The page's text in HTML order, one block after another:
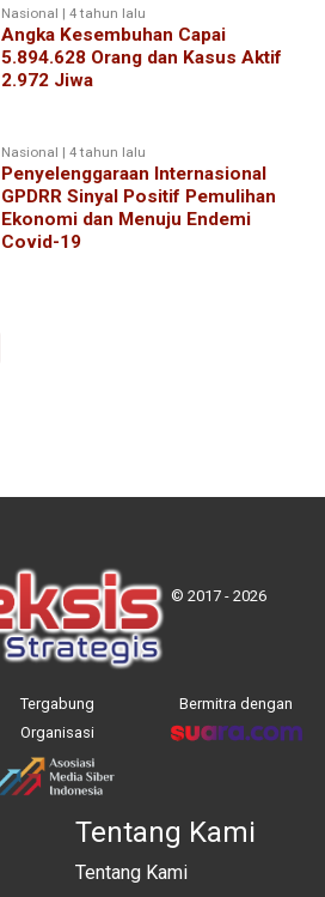
Nasional | 4 tahun lalu
Angka Kesembuhan Capai
5.894.628 Orang dan Kasus Aktif
2.972 Jiwa
Nasional | 4 tahun lalu
Penyelenggaraan Internasional
GPDRR Sinyal Positif Pemulihan
Ekonomi dan Menuju Endemi
Covid-19
© 2017 - 2026
Tergabung
Organisasi
Bermitra dengan
Tentang Kami
Tentang Kami